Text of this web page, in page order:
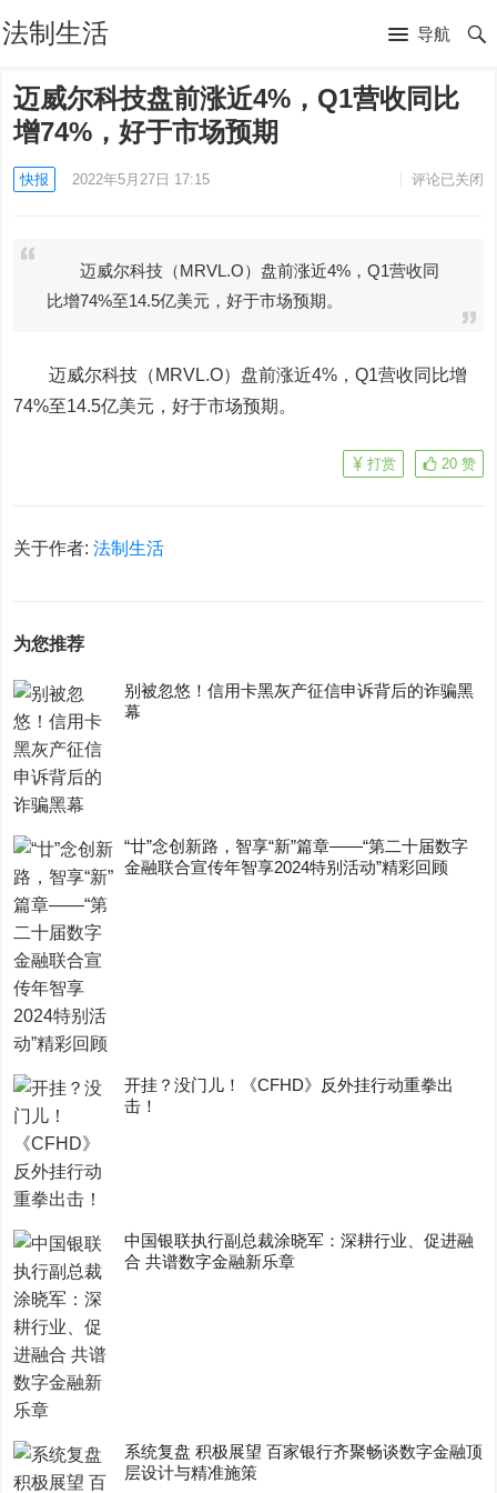
法制生活 导航
迈威尔科技盘前涨近4%，Q1营收同比
增74%，好于市场预期
快报 2022年5月27日 17:15 评论已关闭
迈威尔科技（MRVL.O）盘前涨近4%，Q1营收同
比增74%至14.5亿美元，好于市场预期。
迈威尔科技（MRVL.O）盘前涨近4%，Q1营收同比增
74%至14.5亿美元，好于市场预期。
20 赞
打赏
关于作者:法制生活
为您推荐
别被忽悠！信用卡黑灰产征信申诉背后的诈骗黑
幕
“廿”念创新路，智享“新”篇章——“第二十届数字
金融联合宣传年智享2024特别活动”精彩回顾
开挂？没门儿！《CFHD》反外挂行动重拳出
击！
中国银联执行副总裁涂晓军：深耕行业、促进融
合 共谱数字金融新乐章
系统复盘 积极展望 百家银行齐聚畅谈数字金融顶
层设计与精准施策